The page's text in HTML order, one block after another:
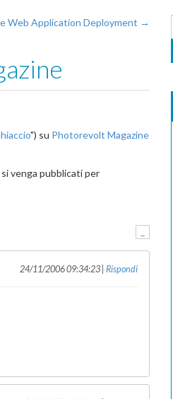
Web Application Deployment →
") su Photorevolt Magazine
venga pubblicati per
-
24/11/2006 09:34:23 |Rispondi